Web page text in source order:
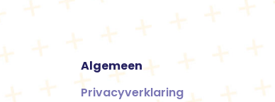
Algemeen
Privacyverklaring